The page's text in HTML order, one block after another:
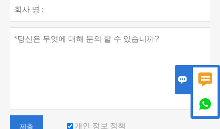
제출 개인 정보 정책
 
